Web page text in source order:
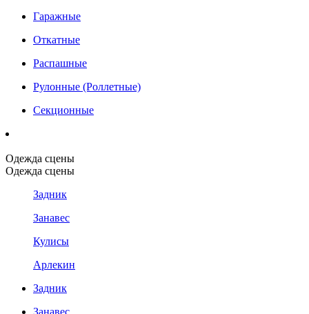
Гаражные
Откатные
Распашные
Рулонные (Роллетные)
Секционные
Одежда сцены
Одежда сцены
Задник
Занавес
Кулисы
Арлекин
Задник
Занавес